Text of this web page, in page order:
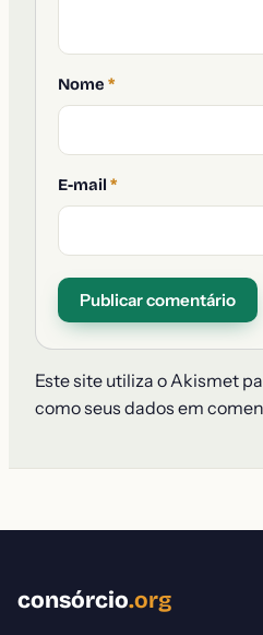
Nome *
E-mail *
Este site utiliza o Akismet
como seus dados em
consórcio.org